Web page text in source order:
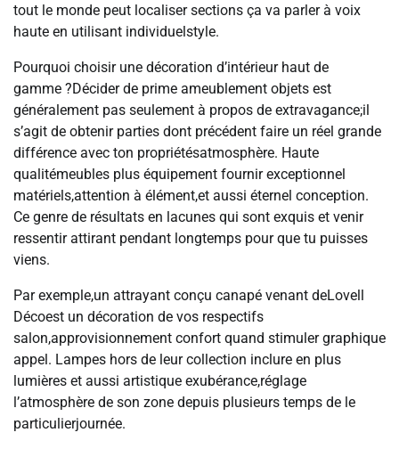
tout le monde peut localiser sections ça va parler à voix
haute en utilisant individuelstyle.
Pourquoi choisir une décoration d’intérieur haut de
gamme ?Décider de prime ameublement objets est
généralement pas seulement à propos de extravagance;il
s’agit de obtenir parties dont précédent faire un réel grande
différence avec ton propriétésatmosphère. Haute
qualitémeubles plus équipement fournir exceptionnel
matériels,attention à élément,et aussi éternel conception.
Ce genre de résultats en lacunes qui sont exquis et venir
ressentir attirant pendant longtemps pour que tu puisses
viens.
Par exemple,un attrayant conçu canapé venant deLovell
Décoest un décoration de vos respectifs
salon,approvisionnement confort quand stimuler graphique
appel. Lampes hors de leur collection inclure en plus
lumières et aussi artistique exubérance,réglage
l’atmosphère de son zone depuis plusieurs temps de le
particulierjournée.